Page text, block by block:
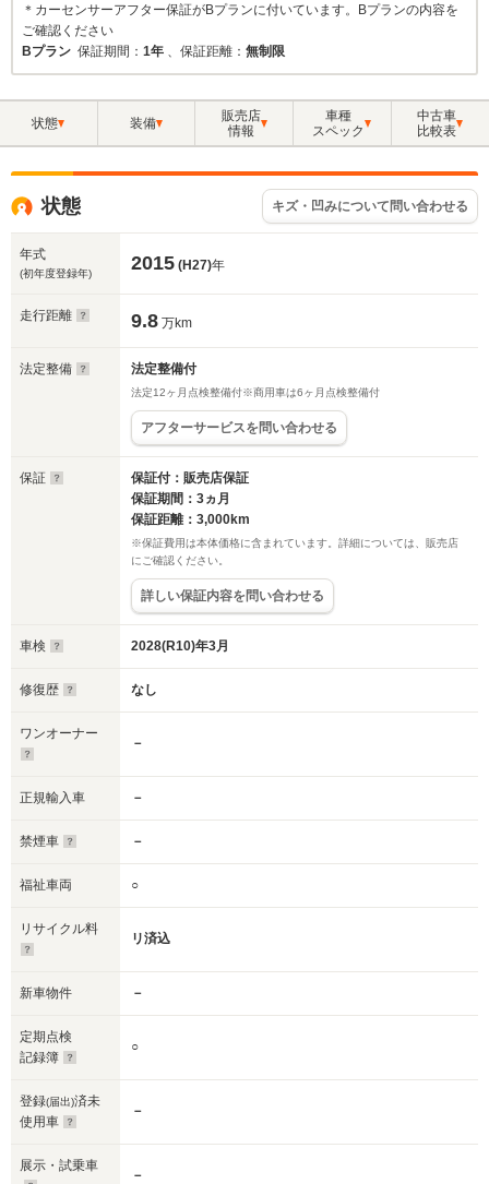
＊カーセンサーアフター保証がBプランに付いています。Bプランの内容を
ご確認ください
Bプラン 保証期間： 1年 、保証距離： 無制限
状態 装備
販売店
情報
車種
スペック
中古車
比較表
状態 キズ・凹みについて問い合わせる
年式
(初年度登録年) 2015 (H27)年
走行距離 9.8 万km
法定整備 法定整備付
法定12ヶ月点検整備付※商用車は6ヶ月点検整備付
アフターサービスを問い合わせる
保証
保証付：販売店保証
保証期間：3ヵ月
保証距離：3,000km
※保証費用は本体価格に含まれています。詳細については、販売店
にご確認ください。
詳しい保証内容を問い合わせる
車検 2028(R10)年3月
修復歴 なし
ワンオーナー
－
正規輸入車 －
禁煙車 －
福祉車両 ○
リサイクル料
リ済込
新車物件 －
定期点検
記録簿
○
登録(届出)済未
使用車
－
展示・試乗車
－